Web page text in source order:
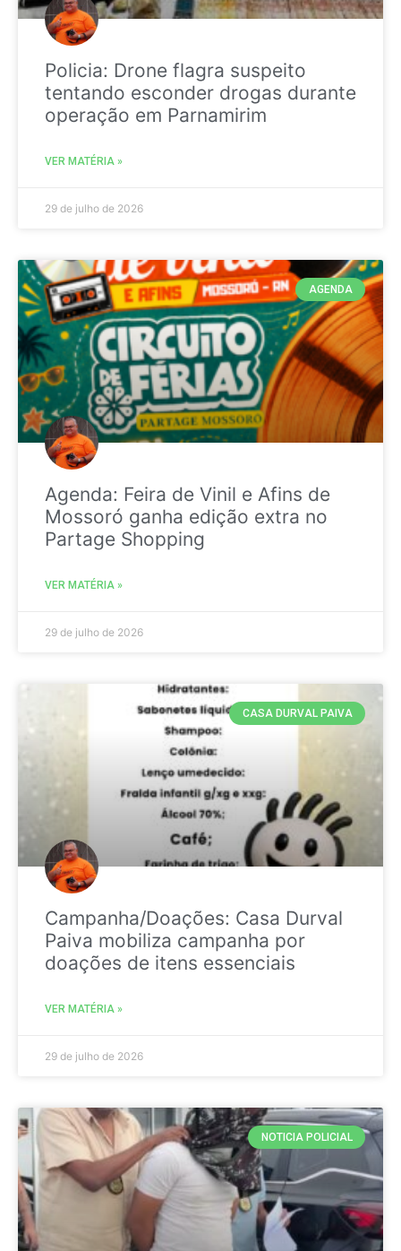
Policia: Drone flagra suspeito
tentando esconder drogas durante
operação em Parnamirim
VER MATÉRIA »
29 de julho de 2026
AGENDA
Agenda: Feira de Vinil e Afins de
Mossoró ganha edição extra no
Partage Shopping
VER MATÉRIA »
29 de julho de 2026
CASA DURVAL PAIVA
Campanha/Doações: Casa Durval
Paiva mobiliza campanha por
doações de itens essenciais
VER MATÉRIA »
29 de julho de 2026
NOTICIA POLICIAL